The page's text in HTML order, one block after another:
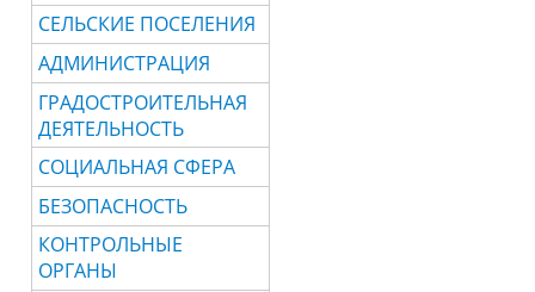
СЕЛЬСКИЕ ПОСЕЛЕНИЯ
АДМИНИСТРАЦИЯ
ГРАДОСТРОИТЕЛЬНАЯ
ДЕЯТЕЛЬНОСТЬ
СОЦИАЛЬНАЯ СФЕРА
БЕЗОПАСНОСТЬ
КОНТРОЛЬНЫЕ
ОРГАНЫ